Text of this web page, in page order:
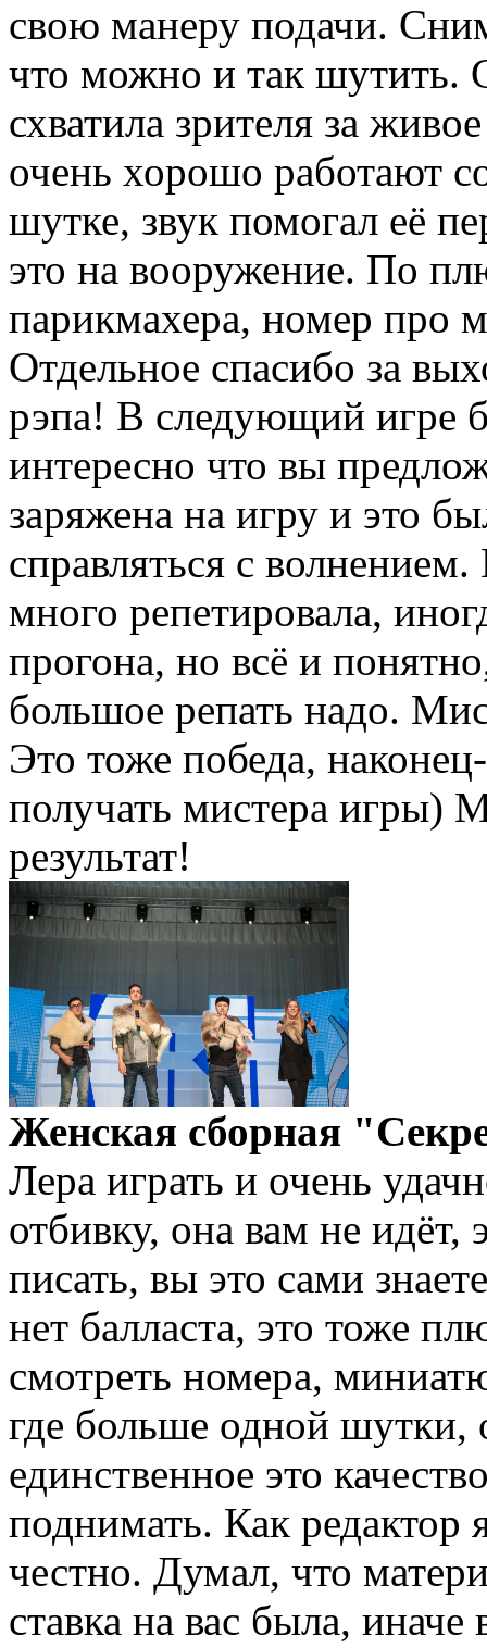
свою манеру подачи.
что можно и так шутить.
схватила зрителя за
очень хорошо работают
шутке, звук помогал её
это на вооружение. По
парикмахера, номер про
Отдельное спасибо за
рэпа! В следующий игре
интересно что вы
заряжена на игру и это
справляться с
много репетировала,
прогона, но всё и
большое репать надо.
Это тоже победа,
получать мистера игры)
результат!
Женская сборная
Лера играть и очень
отбивку, она вам не
писать, вы это сами
нет балласта, это тоже
смотреть номера,
где больше одной шутки,
единственное это
поднимать. Как редактор
честно. Думал, что
ставка на вас была,